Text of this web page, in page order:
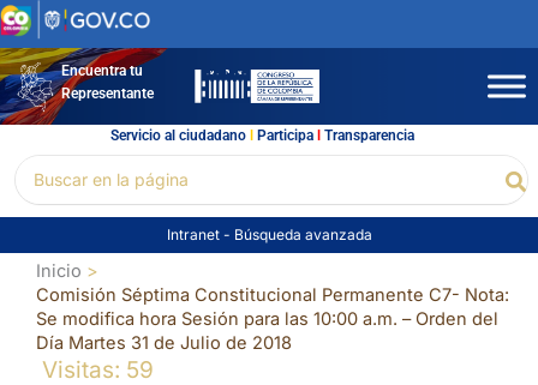
Ir
al
contenidoEncuentra tu
Representante
Servicio al ciudadano l Participal Transparencia
por:
Intranet - Búsqueda avanzada
Inicio
Comisión Séptima Constitucional Permanente C7- Nota:
Se modifica hora Sesión para las 10:00 a.m. – Orden del
Día Martes 31 de Julio de 2018
Visitas: 59